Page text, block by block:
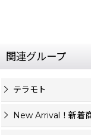
関連グループ
テラモト
New Arrival！新着